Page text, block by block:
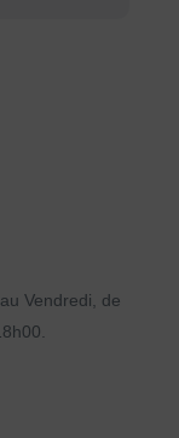
Vendredi, de